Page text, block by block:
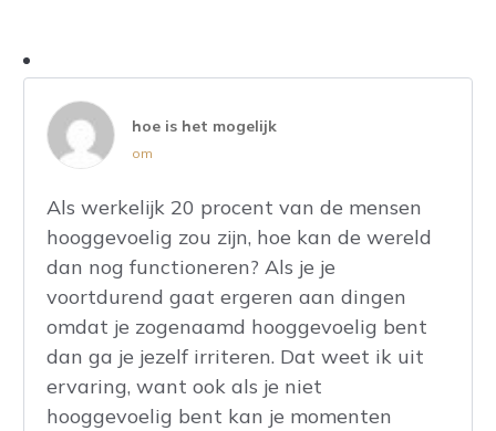
hoe is het mogelijk
om
Als werkelijk 20 procent van de mensen
hooggevoelig zou zijn, hoe kan de wereld
dan nog functioneren? Als je je
voortdurend gaat ergeren aan dingen
omdat je zogenaamd hooggevoelig bent
dan ga je jezelf irriteren. Dat weet ik uit
ervaring, want ook als je niet
hooggevoelig bent kan je momenten